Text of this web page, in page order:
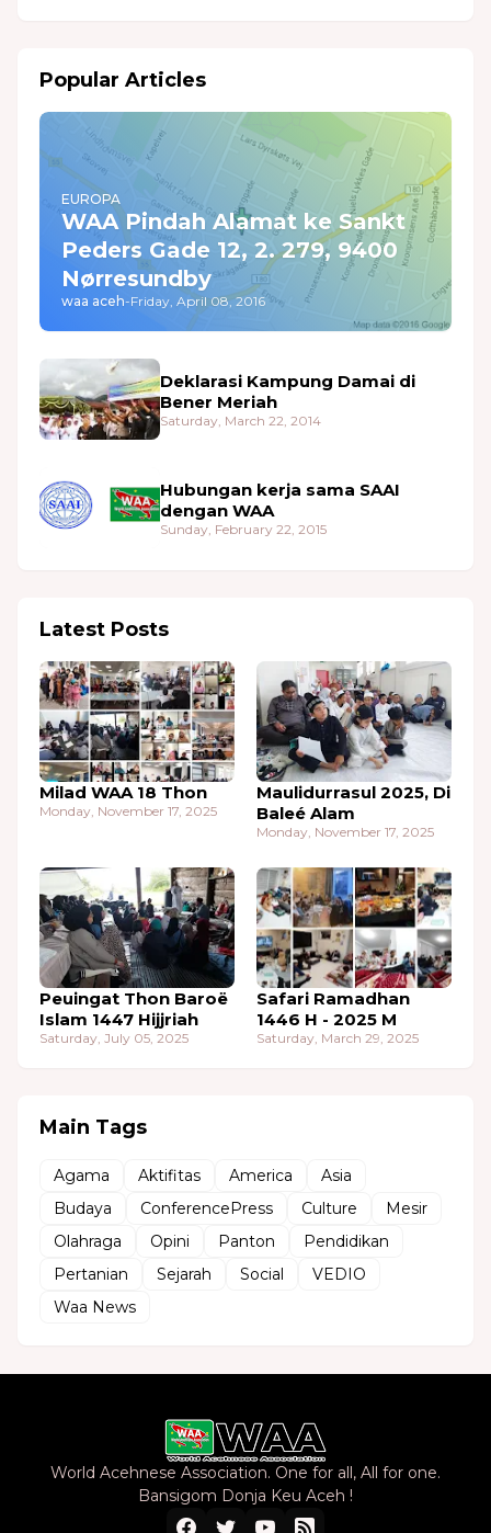
Popular Articles
EUROPA
WAA Pindah Alamat ke Sankt
Peders Gade 12, 2. 279, 9400
Nørresundby
waa aceh-Friday, April 08, 2016
Deklarasi Kampung Damai di
Bener Meriah
Saturday, March 22, 2014
Hubungan kerja sama SAAI
dengan WAA
Sunday, February 22, 2015
Latest Posts
Milad WAA 18 Thon
Monday, November 17, 2025
Maulidurrasul 2025, Di
Baleé Alam
Monday, November 17, 2025
Peuingat Thon Baroë
Islam 1447 Hijjriah
Saturday, July 05, 2025
Safari Ramadhan
1446 H - 2025 M
Saturday, March 29, 2025
Main Tags
Agama Aktifitas America
Asia
Budaya
ConferencePress Culture
Mesir
Olahraga
Opini Panton
Pendidikan
Pertanian
Sejarah Social
VEDIO
Waa News
World Acehnese Association. One for all, All for one.
Bansigom Donja Keu Aceh !